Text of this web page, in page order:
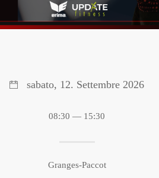
sabato, 12. Settembre 2026
08:30 — 15:30
Granges-Paccot